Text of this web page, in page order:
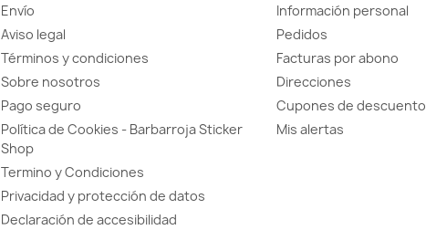
Envío
Aviso legal
Términos y condiciones
Sobre nosotros
Pago seguro
Política de Cookies - Barbarroja Sticker
Shop
Termino y Condiciones
Privacidad y protección de datos
Declaración de accesibilidad
Información personal
Pedidos
Facturas por abono
Direcciones
Cupones de descuento
Mis alertas